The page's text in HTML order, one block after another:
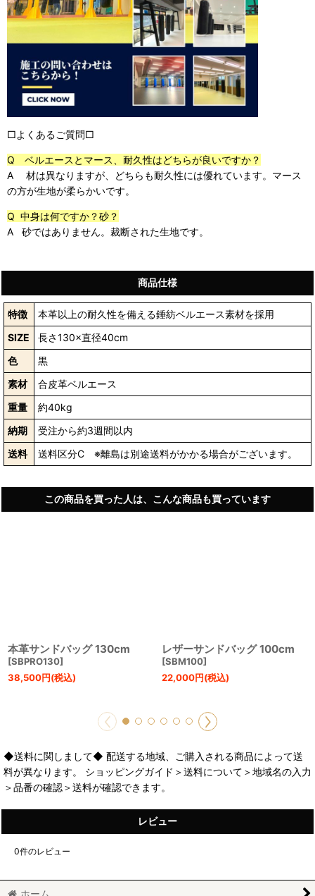
□よくあるご質問□
Q ベルエースとマース、耐久性はどちらが良いですか？
A 材は異なりますが、どちらも耐久性には優れています。マース
の方が生地が柔らかいです。
Q 中身は何ですか？砂？
A 砂ではありません。裁断された生地です。
商品仕様
特徴
本革以上の耐久性を備える錘紡ベルエース素材を採用
SIZE
長さ130×直径40cm
色
黒
素材
合皮革ベルエース
重量
約40kg
納期
受注から約3週間以内
送料
送料区分C ※離島は別途送料がかかる場合がございます。
この商品を買った人は、こんな商品も買っています
本革サンドバッグ 130cm
[SBPRO130]
38,500円(税込)
レザーサンドバッグ 100cm
[SBM100]
22,000円(税込)
◆送料に関しまして◆ 配送する地域、ご購入される商品によって送
料が異なります。 ショッピングガイド＞送料について＞地域名の入力
＞品番の確認＞送料が確認できます。
レビュー
0件のレビュー